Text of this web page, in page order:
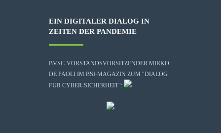
EIN DIGITALER DIALOG IN
ZEITEN DER PANDEMIE
BVSC-VORSTANDSVORSITZENDER MIRKO
DE PAOLI IM BSI-MAGAZIN ZUM "DIALOG
FÜR CYBER-SICHERHEIT":